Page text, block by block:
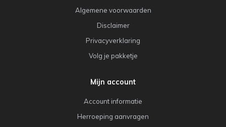
Algemene voorwaarden
Disclaimer
Privacyverklaring
Volg je pakketje
Mijn account
Account informatie
Herroeping aanvragen